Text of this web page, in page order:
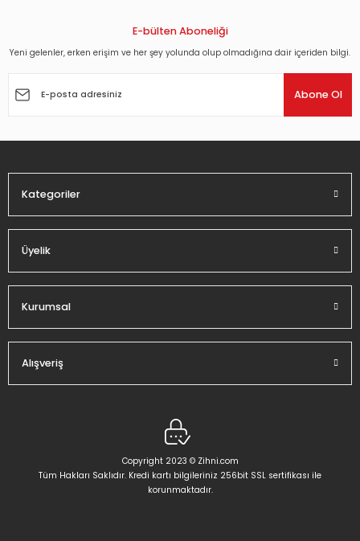
Görüş ve önerileriniz için teşekkür ederiz.
Ürün açıklamasında eksik bilgiler bulunuyor.
E-bülten Aboneliği
Yeni gelenler, erken erişim ve her şey yolunda olup olmadığına dair içeriden bilgi.
Abone Ol
Kategoriler
Üyelik
Kurumsal
Alışveriş
Copyright 2023 © Zihni.com
Tüm Hakları Saklıdır. Kredi kartı bilgileriniz 256bit SSL sertifikası ile
korunmaktadır.